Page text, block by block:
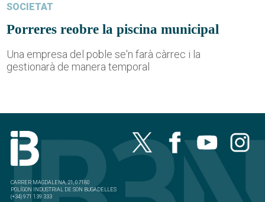
SOCIETAT
Porreres reobre la piscina municipal
Una empresa del poble se'n farà càrrec i la
gestionarà de manera temporal
CARRER MAGDALENA, 21, 07180
POLÍGON INDUSTRIAL DE SON BUGADELLES
(+34) 971 139 333